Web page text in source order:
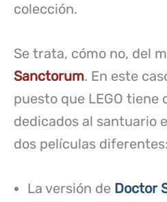
colección.
Se trata, cómo no, del
Sanctorum. En este
puesto que LEGO tiene
dedicados al santuario
dos películas diferentes:
La versión de Doctor